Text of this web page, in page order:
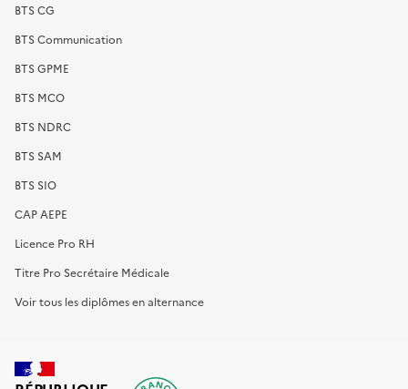
BTS CG
BTS Communication
BTS GPME
BTS MCO
BTS NDRC
BTS SAM
BTS SIO
CAP AEPE
Licence Pro RH
Titre Pro Secrétaire Médicale
Voir tous les diplômes en alternance